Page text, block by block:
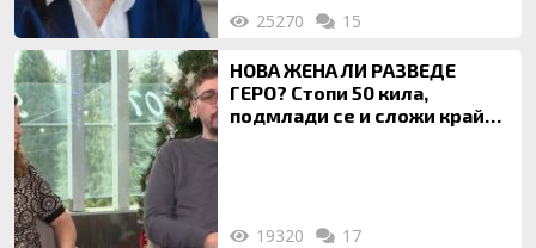
25270 15
НОВА ЖЕНА ЛИ РАЗВЕДЕ
ГЕРО? Стопи 50 кила,
подмлади се и сложи край
19320 17